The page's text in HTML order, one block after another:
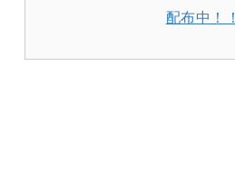
配布中！！